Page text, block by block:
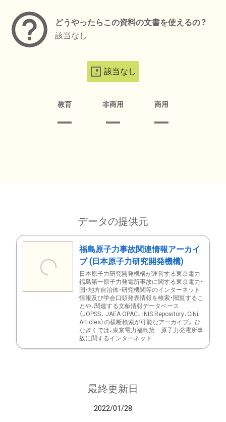
どうやったらこの資料の文書を使えるの？
該当なし
該当なし
教育 非商用 商用
データの提供元
福島原子力事故関連情報アーカイ
ブ (日本原子力研究開発機構)
日本原子力研究開発機構が運営する東京電力
福島第一原子力発電所事故に関する東京電力・
国・地方自治体・研究機関等のインターネット
情報及び学会口頭発表情報を検索・閲覧するこ
とや、関連する文献情報データベース
（JOPSS、 JAEA OPAC、 INIS Repository、CiNii
Articles）の横断検索が可能なアーカイブ。 ひ
なぎくでは、東京電力福島第一原子力発電所事
故に関するインターネット...
最終更新日
2022/01/28